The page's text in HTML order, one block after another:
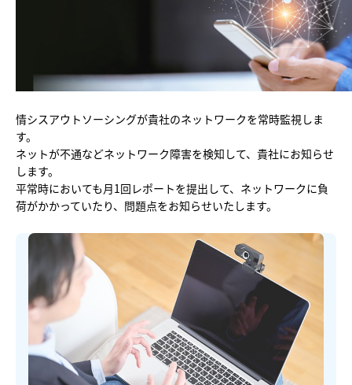
他社との違い
料金
導入の流れ
情シスアウトソーシングが貴社のネットワークを常時監視しま
す。
ネットが不通などネットワーク障害を検知して、貴社にお知らせ
します。
平常時においても月1回レポートを提出して、ネットワークに負
荷がかかっていたり、問題点をお知らせいたします。